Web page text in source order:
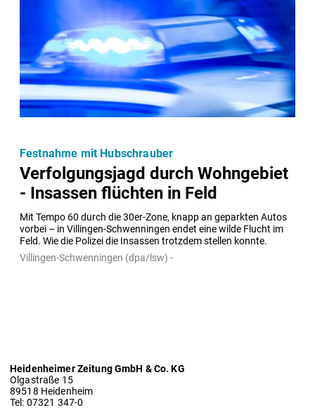
Verfolgungsjagd durch Wohngebiet
- Insassen flüchten in Feld
Mit Tempo 60 durch die 30er-Zone, knapp an geparkten Autos
vorbei – in Villingen-Schwenningen endet eine wilde Flucht im
Feld. Wie die Polizei die Insassen trotzdem stellen konnte.
Festnahme mit Hubschrauber
Villingen-Schwenningen (dpa/lsw) -
Heidenheimer Zeitung GmbH & Co. KG
Olgastraße 15
89518 Heidenheim
Tel: 07321 347-0